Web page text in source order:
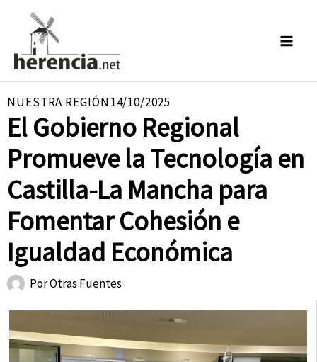
contenido
NUESTRA REGIÓN14/10/2025
El Gobierno Regional
Promueve la Tecnología en
Castilla-La Mancha para
Fomentar Cohesión e
Igualdad Económica
PorOtras Fuentes